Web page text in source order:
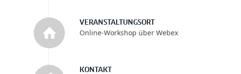
VERANSTALTUNGSORT
Online-Workshop über Webex
KONTAKT